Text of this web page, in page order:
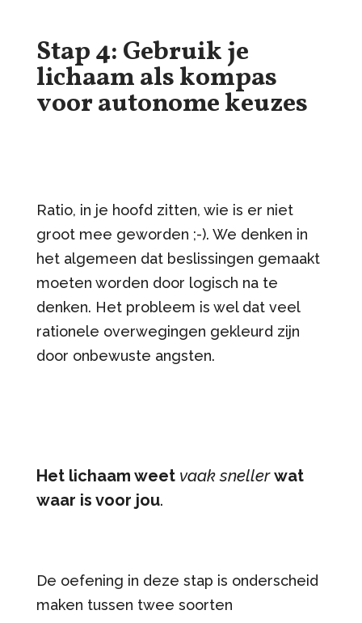
Stap 4: Gebruik je
lichaam als kompas
voor autonome keuzes
Ratio, in je hoofd zitten, wie is er niet
groot mee geworden ;-). We denken in
het algemeen dat beslissingen gemaakt
moeten worden door logisch na te
denken. Het probleem is wel dat veel
rationele overwegingen gekleurd zijn
door onbewuste angsten.
Het lichaam weet vaak sneller wat
waar is voor jou.
De oefening in deze stap is onderscheid
maken tussen twee soorten